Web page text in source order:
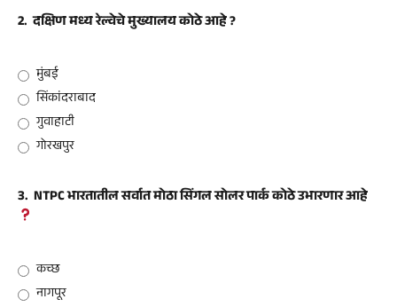
2. दक्षिण मध्य रेल्वेचे मुख्यालय कोठे आहे ?
मुंबई
सिंकांदराबाद
गुवाहाटी
गोरखपुर
3. NTPC भारतातील सर्वात मोठा सिंगल सोलर पार्क कोठे उभारणार आहे
कच्छ
नागपूर